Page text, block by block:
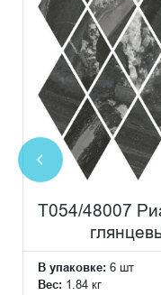
T054/48007
В упаковке: 6 шт
Вес: 1.84 кг